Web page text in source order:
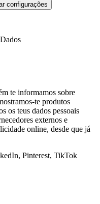
configurações
te informamos sobre
te produtos
os teus dados pessoais
externos e
online, desde que já
Pinterest, TikTok